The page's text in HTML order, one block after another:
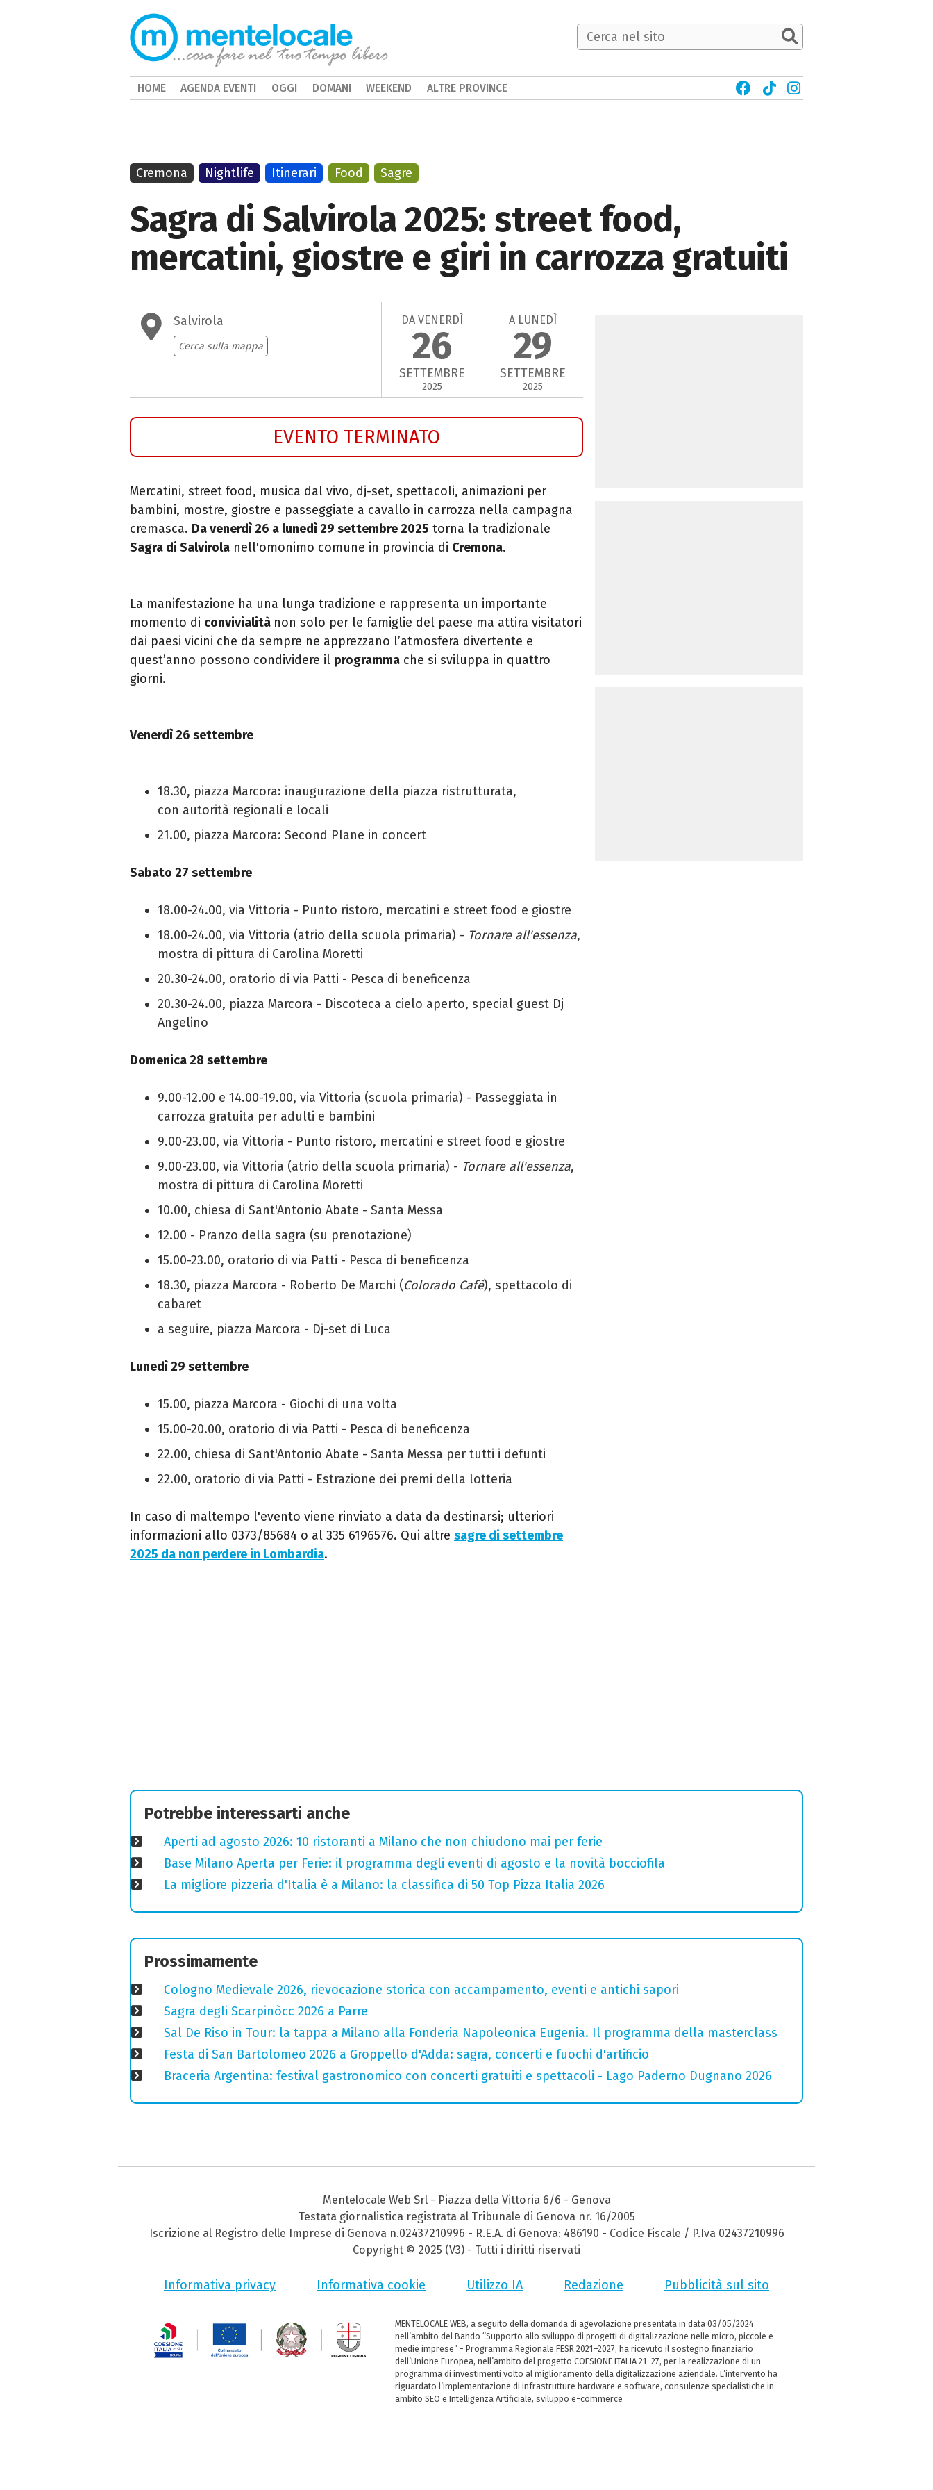
Sagra di Salvirola 2025: street food,
mercatini, giostre e giri in carrozza gratuiti
Salvirola
Cerca sulla mappa
DA VENERDÌ
26
SETTEMBRE
2025
A LUNEDÌ
29
SETTEMBRE
2025
EVENTO TERMINATO
Mercatini, street food, musica dal vivo, dj-set, spettacoli, animazioni per
bambini, mostre, giostre e passeggiate a cavallo in carrozza nella campagna
cremasca. Da venerdì 26 a lunedì 29 settembre 2025 torna la tradizionale
Sagra di Salvirola nell'omonimo comune in provincia di Cremona.
La manifestazione ha una lunga tradizione e rappresenta un importante
momento di convivialità non solo per le famiglie del paese ma attira visitatori
dai paesi vicini che da sempre ne apprezzano l’atmosfera divertente e
quest’anno possono condividere il programma che si sviluppa in quattro
giorni.
Venerdì 26 settembre
18.30, piazza Marcora: inaugurazione della piazza ristrutturata,
con autorità regionali e locali
21.00, piazza Marcora: Second Plane in concert
Sabato 27 settembre
18.00-24.00, via Vittoria - Punto ristoro, mercatini e street food e giostre
18.00-24.00, via Vittoria (atrio della scuola primaria) - Tornare all'essenza,
mostra di pittura di Carolina Moretti
20.30-24.00, oratorio di via Patti - Pesca di beneficenza
20.30-24.00, piazza Marcora - Discoteca a cielo aperto, special guest Dj
Angelino
Domenica 28 settembre
9.00-12.00 e 14.00-19.00, via Vittoria (scuola primaria) - Passeggiata in
carrozza gratuita per adulti e bambini
9.00-23.00, via Vittoria - Punto ristoro, mercatini e street food e giostre
9.00-23.00, via Vittoria (atrio della scuola primaria) - Tornare all'essenza,
mostra di pittura di Carolina Moretti
10.00, chiesa di Sant'Antonio Abate - Santa Messa
12.00 - Pranzo della sagra (su prenotazione)
15.00-23.00, oratorio di via Patti - Pesca di beneficenza
18.30, piazza Marcora - Roberto De Marchi (Colorado Cafè), spettacolo di
cabaret
a seguire, piazza Marcora - Dj-set di Luca
Lunedì 29 settembre
15.00, piazza Marcora - Giochi di una volta
15.00-20.00, oratorio di via Patti - Pesca di beneficenza
22.00, chiesa di Sant'Antonio Abate - Santa Messa per tutti i defunti
22.00, oratorio di via Patti - Estrazione dei premi della lotteria
In caso di maltempo l'evento viene rinviato a data da destinarsi; ulteriori
informazioni allo 0373/85684 o al 335 6196576. Qui altre sagre di settembre
2025 da non perdere in Lombardia.
Cremona Nightlife Itinerari Food Sagre
Potrebbe interessarti anche
Aperti ad agosto 2026: 10 ristoranti a Milano che non chiudono mai per ferie
Base Milano Aperta per Ferie: il programma degli eventi di agosto e la novità bocciofila
La migliore pizzeria d'Italia è a Milano: la classifica di 50 Top Pizza Italia 2026
Prossimamente
Cologno Medievale 2026, rievocazione storica con accampamento, eventi e antichi sapori
Sagra degli Scarpinòcc 2026 a Parre
Sal De Riso in Tour: la tappa a Milano alla Fonderia Napoleonica Eugenia. Il programma della masterclass
Festa di San Bartolomeo 2026 a Groppello d'Adda: sagra, concerti e fuochi d'artificio
Braceria Argentina: festival gastronomico con concerti gratuiti e spettacoli - Lago Paderno Dugnano 2026
HOME AGENDA EVENTI OGGI DOMANI WEEKEND ALTRE PROVINCE
Mentelocale Web Srl - Piazza della Vittoria 6/6 - Genova
Testata giornalistica registrata al Tribunale di Genova nr. 16/2005
Iscrizione al Registro delle Imprese di Genova n.02437210996 - R.E.A. di Genova: 486190 - Codice Fiscale / P.Iva 02437210996
Copyright © 2025 (V3) - Tutti i diritti riservati
Informativa privacy Informativa cookie Utilizzo IA Redazione Pubblicità sul sito
MENTELOCALE WEB, a seguito della domanda di agevolazione presentata in data 03/05/2024
nell’ambito del Bando “Supporto allo sviluppo di progetti di digitalizzazione nelle micro, piccole e
medie imprese” - Programma Regionale FESR 2021–2027, ha ricevuto il sostegno finanziario
dell’Unione Europea, nell’ambito del progetto COESIONE ITALIA 21–27, per la realizzazione di un
programma di investimenti volto al miglioramento della digitalizzazione aziendale. L’intervento ha
riguardato l’implementazione di infrastrutture hardware e software, consulenze specialistiche in
ambito SEO e Intelligenza Artificiale, sviluppo e-commerce